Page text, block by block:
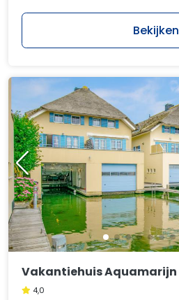
Bekijken
Vakantiehuis Aquamarijn
4,0